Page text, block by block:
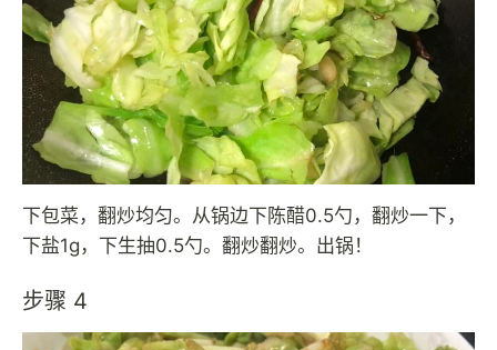
下包菜，翻炒均匀。从锅边下陈醋0.5勺，翻炒一下，
下盐1g，下生抽0.5勺。翻炒翻炒。出锅！
步骤 4